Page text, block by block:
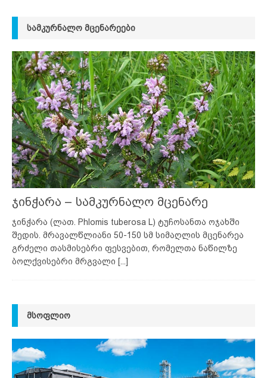
ᲡᲐᲛᲙᲣᲠᲜᲐᲚᲝ ᲛᲪᲔᲜᲐᲠᲔᲔᲑᲘ
ჯინჭარა – სამკურნალო მცენარე
ჯინჭარა (ლათ. Phlomis tuberosa L) ტუჩოსანთა ოჯახში
შედის. მრავალწლიანი 50-150 სმ სიმაღლის მცენარეა
გრძელი თასმისებრი ფესვებით, რომელთა ნაწილზე
ბოლქვისებრი მრგვალი [...]
ᲛᲡᲝᲤᲚᲘᲝ